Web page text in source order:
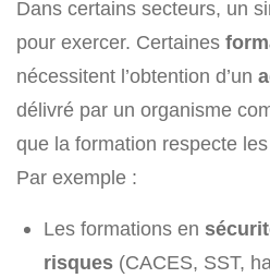
Dans certains secteurs, un
pour exercer. Certaines
nécessitent l’obtention d’un
délivré par un organisme
que la formation respecte
Par exemple :
Les formations en
risques (CACES, SST,